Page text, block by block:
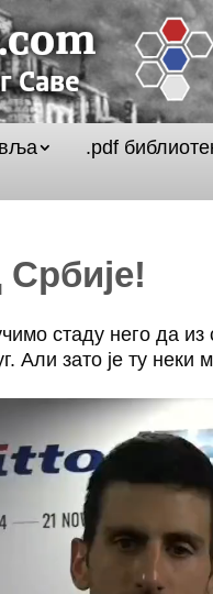
.pdf
стаду него да
Али зато је ту